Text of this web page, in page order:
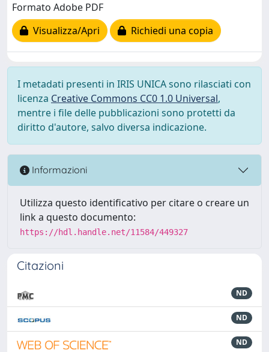
Formato Adobe PDF
Visualizza/Apri
Richiedi una copia
I metadati presenti in IRIS UNICA sono rilasciati con
licenza Creative Commons CC0 1.0 Universal,
mentre i file delle pubblicazioni sono protetti da
diritto d'autore, salvo diversa indicazione.
Informazioni
Utilizza questo identificativo per citare o creare un
link a questo documento:
https://hdl.handle.net/11584/449327
Citazioni
ND
ND
ND